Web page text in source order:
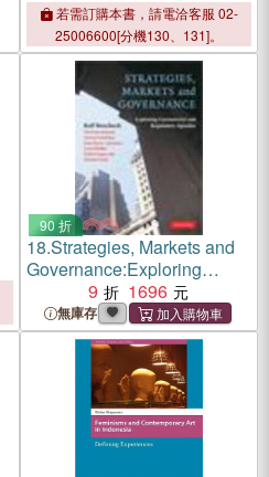
Business, and Relations ―
In Search of Cyber Peace
若需訂購本書，請電洽客服 02-
25006600[分機130、131]。
90 折
18.Strategies, Markets and
Governance:Exploring
Commercial and Regulatory
Agendas
9 1696
無庫存